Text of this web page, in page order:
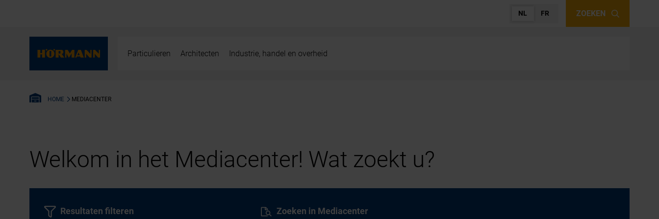
NL FR ZOEKEN
Particulieren Architecten Industrie, handel en overheid
HOME MEDIACENTER
Welkom in het Mediacenter! Wat zoekt u?
Zoeken in Mediacenter
Resultaten filteren